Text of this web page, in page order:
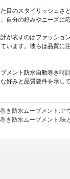
目のスタイリッシュさ
自分の好みやニーズに
が表すのはファッショ
います。彼らは品質に
メント防水自動巻き時
好みと品質要件を示し
き防水ムーブメント:ア
き防水ムーブメント:味